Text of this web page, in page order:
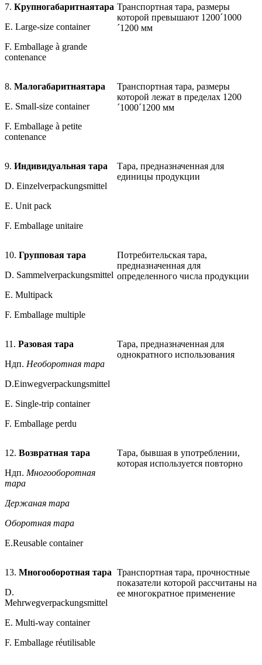
7. Крупногабаритнаятара
Е. Large-size container
F. Emballage à grande
contenance
Транспортная тара, размеры
которой превышают 1200´1000
´1200 мм
8. Малогабаритнаятара
E. Small-size container
F. Emballage à petite
contenance
Транспортная тара, размеры
которой лежат в пределах 1200
´1000´1200 мм
9. Индивидуальная тара
D. Einzelverpackungsmittel
E. Unit pack
F. Emballage unitaire
Тара, предназначенная для
единицы продукции
10. Групповая тара
D. Sammelverpackungsmittel
E. Multipack
F. Emballage multiple
Потребительская тара,
предназначенная для
определенного числа продукции
11. Разовая тара
Ндп. Необоротная тара
D.Einwegverpackungsmittel
Е. Single-trip container
F. Emballage perdu
Тара, предназначенная для
однократного использования
12. Возвратная тара
Ндп. Многооборотная
тара
Держаная тара
Оборотная тара
Е.Reusable container
Тара, бывшая в употреблении,
которая используется повторно
13. Многооборотная тара
D.
Mehrwegverpackungsmittel
Е. Multi-way container
F. Emballage réutilisable
Транспортная тара, прочностные
показатели которой рассчитаны на
ее многократное применение